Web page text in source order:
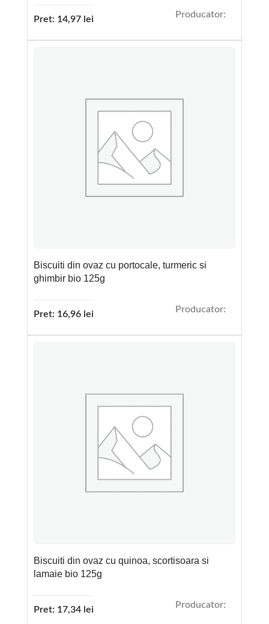
Pret: 14,97 lei Producator:
Biscuiti din ovaz cu portocale, turmeric si
ghimbir bio 125g
Pret: 16,96 lei Producator:
Biscuiti din ovaz cu quinoa, scortisoara si
lamaie bio 125g
Pret: 17,34 lei Producator: